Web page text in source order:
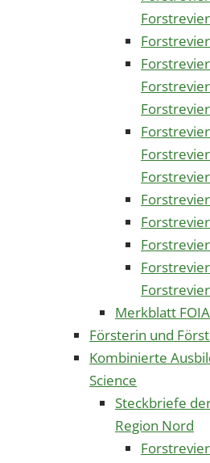
Merkblatt FOIA
Försterin und
Kombinierte
Science
Steckbriefe
Region Nord